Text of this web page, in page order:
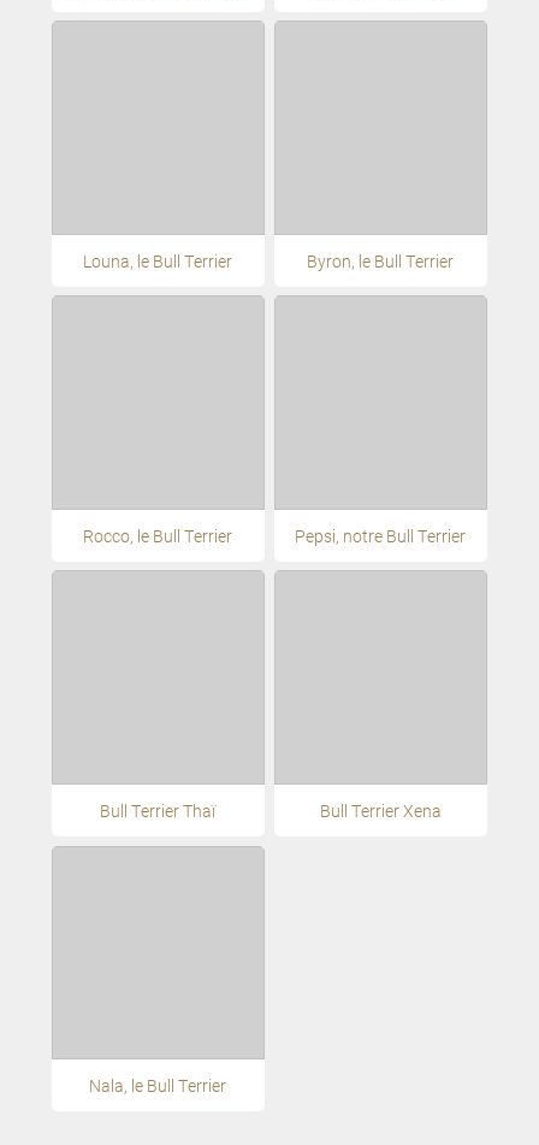
Louna, le Bull Terrier Byron, le Bull Terrier
Rocco, le Bull Terrier Pepsi, notre Bull Terrier
Bull Terrier Thaï Bull Terrier Xena
Nala, le Bull Terrier